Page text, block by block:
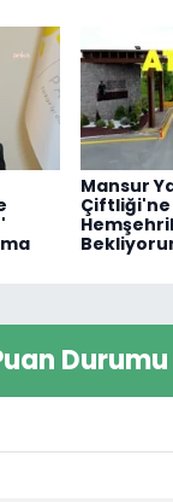
Mansur
Çiftliği'ne
Durumu